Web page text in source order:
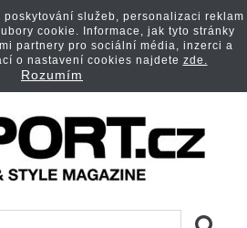
služeb, personalizaci reklam
cookie. Informace, jak tyto stránky
partnery pro sociální média, inzerci a
o nastavení cookies najdete zde.
Rozumím